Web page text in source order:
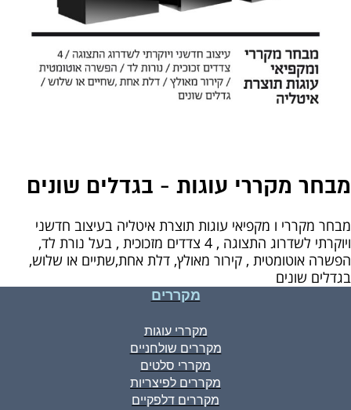
מבחר מקררי עוגות - בגדלים שונים
מבחר מקררי ו מקפיאי עוגות תוצרת איטליה בעיצוב חדשני
ויוקרתי לשדרוג התצוגה , 4 צדדים מזכוכית , בעל נורת לד,
הפשרה אוטומטית , קירור מאולץ, דלת אחת,שתיים או שלוש,
בגדלים שונים
מקררים
מקררי עוגות
מקררים שולחניים
מקררי סלטים
מקררים לפיצריות
מקררים דלפקיים